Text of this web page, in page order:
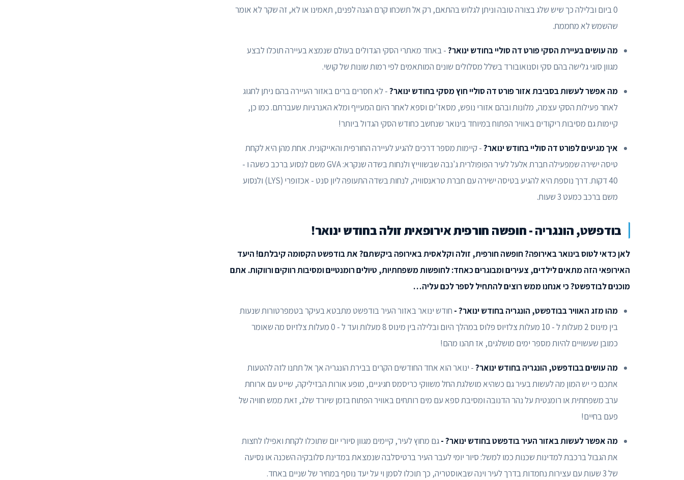
0 ביום ובלילה כך שיש שלג בצורה טובה וניתן לגלוש בהתאם, רק אל תשכחו קרם הגנה לפנים, תאמינו או לא, זה שקר לא אומר
שהשמש לא מחממת.
מה עושים בעיירת הסקי פורט דה סוליי בחודש ינואר?- באחד מאתרי הסקי הגדולים בעולם שנמצא בעיירה תוכלו לבצע
מגוון סוגי גלישה בהם סקי וסנואובורד בשלל מסלולים שונים המותאמים לפי רמות שונות של קושי.
מה אפשר לעשות בסביבת אזור פורט דה סוליי חוץ מסקי בחודש ינואר?- לא חסרים ברים באזור העיירה בהם ניתן לחגוג
לאחר פעילות הסקי עצמה, מלונות ובהם אזורי נופש, מסאז'ים וספא לאחר היום המעייף ומלא האנרגיות שעברתם. כמו כן,
קיימות גם מסיבות ריקודים באוויר הפתוח במיוחד בינואר שנחשב כחודש הסקי הגדול ביותר!
איך מגיעים לפורט דה סוליי בחודש ינואר?- קיימות מספר דרכים להגיע לעיירה החורפית והאייקונית. אחת מהן היא לקחת
טיסה ישירה שמפעילה חברת אלעל לעיר הפופולרית ג'נבה שבשווייץ ולנחות בשדה שנקרא: GVA משם לנסוע ברכב כשעה ו -
40 דקות. דרך נוספת היא להגיע בטיסה ישירה עם חברת טראנסוויה, לנחות בשדה התעופה ליון סנט - אכזופרי (LYS) ולנסוע
משם ברכב כמעט 3 שעות.
בודפשט, הונגריה - חופשה חורפית אירופאית זולה בחודש ינואר!
לאן כדאי לטוס בינואר באירופה? חופשה חורפית, זולה וקלאסית באירופה ביקשתם? את בודפשט הקסומה קיבלתם! היעד
האירופאי הזה מתאים לילדים, צעירים ומבוגרים כאחד: לחופשות משפחתיות, טיולים רומנטיים ומסיבות רווקים ורווקות. אתם
מוכנים לבודפשט? כי אנחנו ממש רוצים להתחיל לספר לכם עליה…
מהו מזג האוויר בבודפשט, הונגריה בחודש ינואר? - חודש ינואר באזור העיר בודפשט מתבטא בעיקר בטמפרטורות שנעות
בין מינוס 2 מעלות ל - 10 מעלות צלזיוס פלוס במהלך היום ובלילה בין מינוס 8 מעלות ועד ל - 0 מעלות צלזיוס מה שאומר
כמובן שעשויים להיות מספר ימים מושלגים, אז תהנו מהם!
מה עושים בבודפשט, הונגריה בחודש ינואר?- ינואר הוא אחד החודשים הקרים בבירת הונגריה אך אל תתנו לזה להטעות
אתכם כי יש המון מה לעשות בעיר גם כשהיא מושלגת החל משווקי כריסמס חגיגיים, מופע אורות הבזיליקה, שייט עם ארוחת
ערב משפחתית או רומנטית על נהר הדנובה ומסיבת ספא עם מים רותחים באוויר הפתוח בזמן שיורד שלג, זאת ממש חוויה של
פעם בחיים!
מה אפשר לעשות באזור העיר בודפשט בחודש ינואר? -גם מחוץ לעיר, קיימים מגוון סיורי יום שתוכלו לקחת ואפילו לחצות
את הגבול ברכבת למדינות שכנות כמו למשל: סיור יומי לעבר העיר ברטיסלבה שנמצאת במדינת סלובקיה השכנה או נסיעה
של 3 שעות עם עצירות נחמדות בדרך לעיר וינה שבאוסטריה, כך תוכלו לסמן וי על יעד נוסף במחיר של שניים באחד.